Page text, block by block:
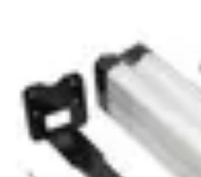
Choix de serrures
Serrure et Sécurité